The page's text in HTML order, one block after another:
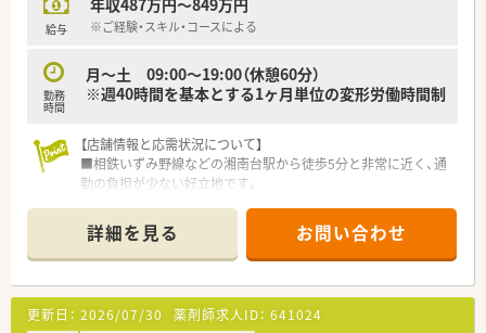
ご提示することが可能で、安定した収入が見込めます。
■公共交通機関で通勤に90分以上かかる方には、自己負担なし
■調剤業務を専門とする薬剤師としての採用であり、品出しなど
の小売業務を担当することはないため専門性を活かせます。
給与
年収487万円～849万円
※ご経験・スキル・コースによる
勤務
時間
月～土 09:00～19:00（休憩60分）
※週40時間を基本とする1ヶ月単位の変形労働時間制
【店舗情報と応需状況について】
■相鉄いずみ野線などの湘南台駅から徒歩5分と非常に近く、通
勤の負担が少ない好立地です。
す。
■薬剤師は常時1名体制ですが、事務スタッフも在籍しており協
力して業務を進めることができます。
【職場環境と雰囲気】
■ドラッグストア併設店ですが調剤室は分離されており、落ち着
詳細を見る お問い合わせ
更新日： 2026/07/30 薬剤師求人ID： 641024